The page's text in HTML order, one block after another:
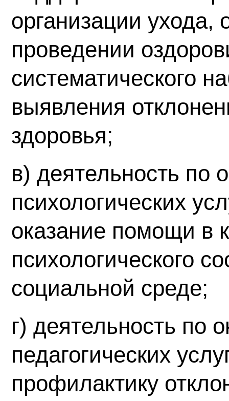
организации ухода,
проведении
систематического
выявления
здоровья;
в) деятельность по
психологических
оказание помощи в
психологического
социальной среде;
г) деятельность по
педагогических
профилактику